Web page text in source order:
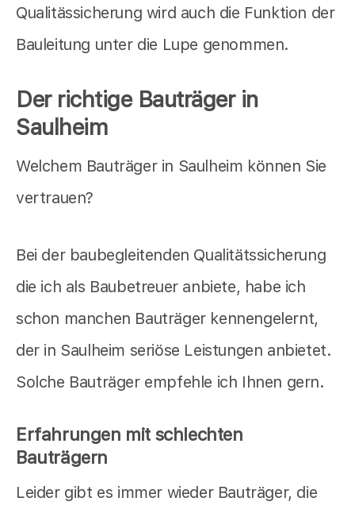
Qualitässicherung wird auch die Funktion der
Bauleitung unter die Lupe genommen.
Der richtige Bauträger in
Saulheim
Welchem Bauträger in Saulheim können Sie
vertrauen?
Bei der baubegleitenden Qualitätssicherung
die ich als Baubetreuer anbiete, habe ich
schon manchen Bauträger kennengelernt,
der in Saulheim seriöse Leistungen anbietet.
Solche Bauträger empfehle ich Ihnen gern.
Erfahrungen mit schlechten
Bauträgern
Leider gibt es immer wieder Bauträger, die